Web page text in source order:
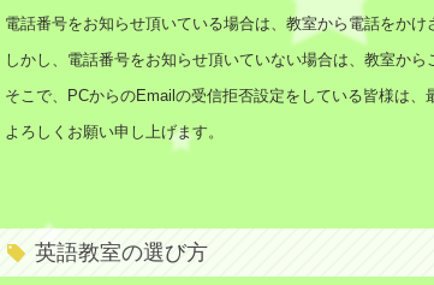
電話番号をお知らせ頂いている場合は、教室から電話をかけ
しかし、電話番号をお知らせ頂いていない場合は、教室から
そこで、PCからのEmailの受信拒否設定をしている皆様は、
よろしくお願い申し上げます。
英語教室の選び方